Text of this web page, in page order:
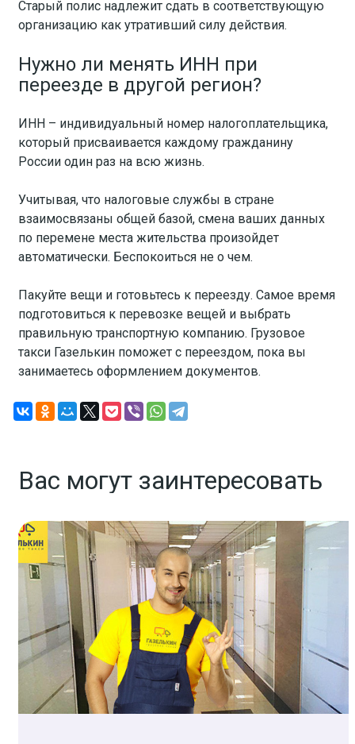
Старый полис надлежит сдать в соответствующую
организацию как утративший силу действия.
Нужно ли менять ИНН при
переезде в другой регион?
ИНН – индивидуальный номер налогоплательщика,
который присваивается каждому гражданину
России один раз на всю жизнь.
Учитывая, что налоговые службы в стране
взаимосвязаны общей базой, смена ваших данных
по перемене места жительства произойдет
автоматически. Беспокоиться не о чем.
Пакуйте вещи и готовьтесь к переезду. Самое время
подготовиться к перевозке вещей и выбрать
правильную транспортную компанию. Грузовое
такси Газелькин поможет с переездом, пока вы
занимаетесь оформлением документов.
Вас могут заинтересовать